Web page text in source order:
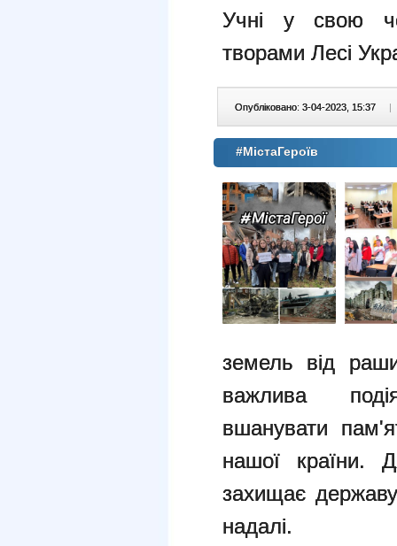
Учні у свою
творами Лесі
Опубліковано: 3-04-2023, 15:37 |
#МістаГероїв
земель від
важлива
вшанувати
нашої країни.
захищає
надалі.